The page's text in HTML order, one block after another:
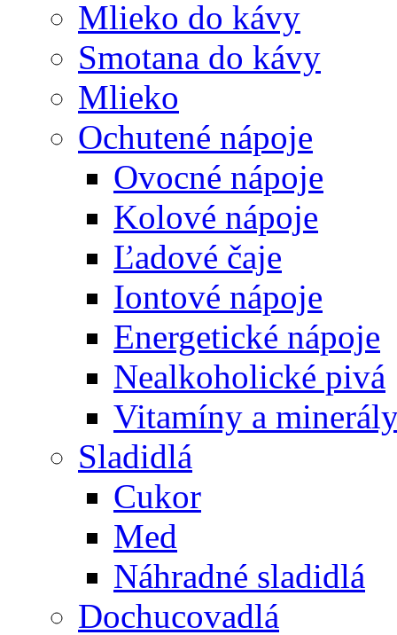
Mlieko do kávy
Smotana do kávy
Mlieko
Ochutené nápoje
Ovocné nápoje
Kolové nápoje
Ľadové čaje
Iontové nápoje
Energetické nápoje
Nealkoholické pivá
Vitamíny a
Sladidlá
Cukor
Med
Náhradné sladidlá
Dochucovadlá